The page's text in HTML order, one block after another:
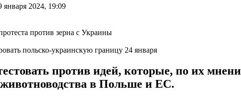
января 2024, 19:09
польско-украинскую границу 24 января
против идей, которые, по их
животноводства в Польше и ЕС.